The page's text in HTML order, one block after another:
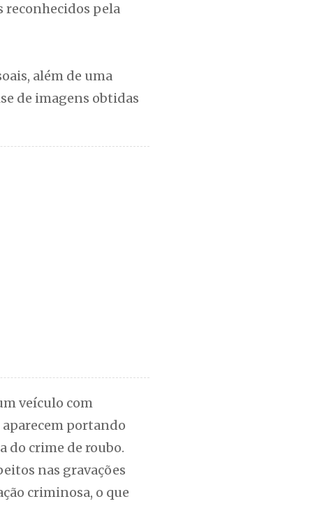
reconhecidos pela
além de uma
de imagens obtidas
veículo com
portando
do crime de roubo.
nas gravações
criminosa, o que